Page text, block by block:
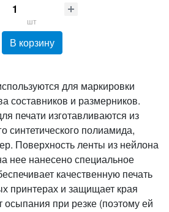
шт
В корзину
для маркировки
составников и размерников.
печати изготавливаются из
синтетического полиамида,
Поверхность ленты из нейлона
нее нанесено специальное
качественную печать
принтерах и защищает края
при резке (поэтому ей